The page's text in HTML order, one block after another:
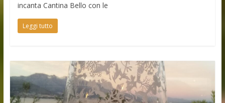
incanta Cantina Bello con le
Leggi tutto